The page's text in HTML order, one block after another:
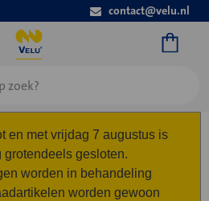
contact@velu.nl
en met vrijdag 7 augustus is
gesloten.
worden in behandeling
worden gewoon